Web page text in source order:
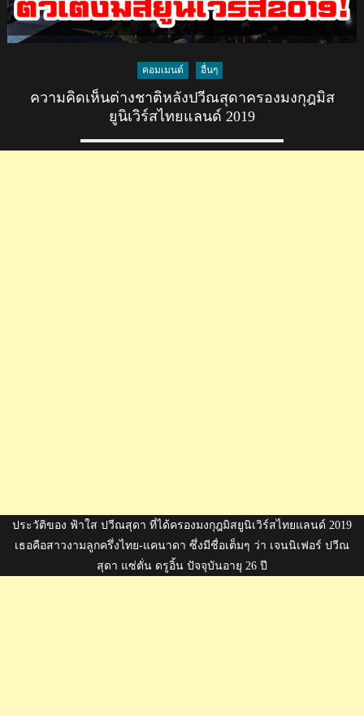
คอมเมนต์ อื่นๆ
ความคิดเห็นต่างชาติหลังปวีณสุดาครองมงกุฎมิส
ยูนิเวิร์สไทยแลนด์ 2019
ประวัติของ ฟ้าใส ปวีณสุดา ที่ได้ครองมงกุฎมิสยูนิเวิร์สไทยแลนด์ 2019
เธอคือสาวงามลูกครึ่งไทย-แคนาดา ซึ่งมีชื่อเต็มๆ ว่า เจนนิเฟอร์ ปวีณ
สุดา แซ่ตั่น ดรูอิ้น ปัจจุบันอายุ 26 ปี